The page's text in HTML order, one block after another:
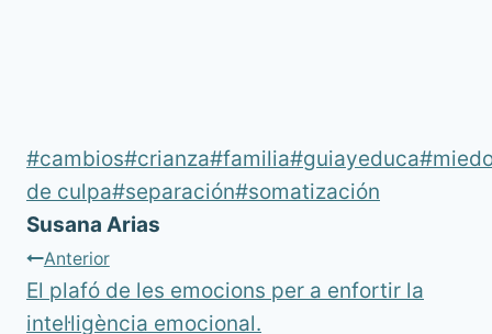
Etiquetes
d'entrada
#cambios#crianza#familia#guiayeduca#
de culpa#separación#somatización
Susana Arias
Navegació
d'entrades
Anterior
El plafó de les emocions per a enfortir la
intel·ligència emocional.